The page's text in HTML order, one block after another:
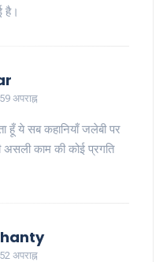
है।
अपराह्न
हूँ ये सब कहानियाँ जलेबी पर
असली काम की कोई प्रगति
अपराह्न